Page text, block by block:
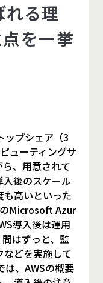
れる理
を一挙
ップシェア（3
ューティングサ
、用意されて
入後のスケール
も高いといった
Microsoft Azur
導入後は運用
はずっと、監
どを実施して
は、AWSの概要